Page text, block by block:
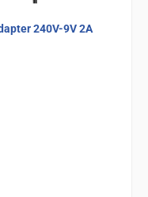
240V-9V 2A